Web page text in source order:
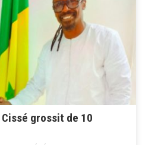
grossit de 10